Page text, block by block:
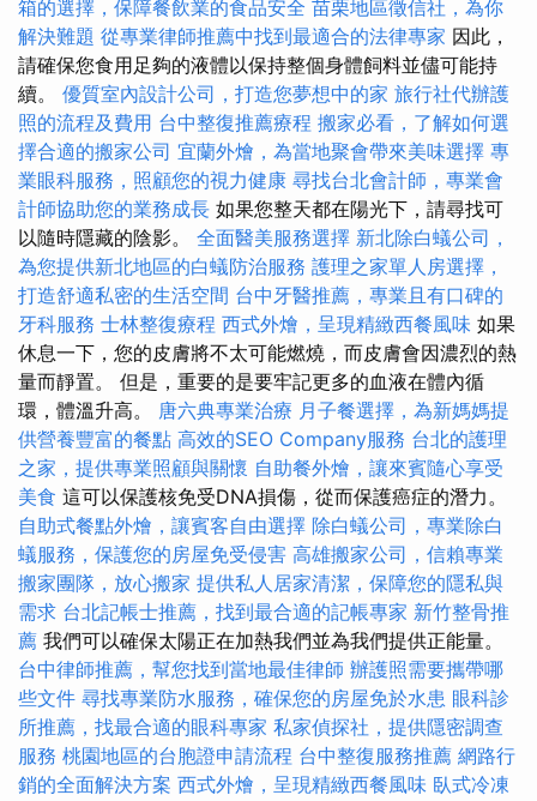
箱的選擇，保障餐飲業的食品安全 苗栗地區徵信社，為你
解決難題 從專業律師推薦中找到最適合的法律專家 因此，
請確保您食用足夠的液體以保持整個身體飼料並儘可能持
續。 優質室內設計公司，打造您夢想中的家 旅行社代辦護
照的流程及費用 台中整復推薦療程 搬家必看，了解如何選
擇合適的搬家公司 宜蘭外燴，為當地聚會帶來美味選擇 專
業眼科服務，照顧您的視力健康 尋找台北會計師，專業會
計師協助您的業務成長 如果您整天都在陽光下，請尋找可
以隨時隱藏的陰影。 全面醫美服務選擇 新北除白蟻公司，
為您提供新北地區的白蟻防治服務 護理之家單人房選擇，
打造舒適私密的生活空間 台中牙醫推薦，專業且有口碑的
牙科服務 士林整復療程 西式外燴，呈現精緻西餐風味 如果
休息一下，您的皮膚將不太可能燃燒，而皮膚會因濃烈的熱
量而靜置。 但是，重要的是要牢記更多的血液在體內循
環，體溫升高。 唐六典專業治療 月子餐選擇，為新媽媽提
供營養豐富的餐點 高效的SEO Company服務 台北的護理
之家，提供專業照顧與關懷 自助餐外燴，讓來賓隨心享受
美食 這可以保護核免受DNA損傷，從而保護癌症的潛力。
自助式餐點外燴，讓賓客自由選擇 除白蟻公司，專業除白
蟻服務，保護您的房屋免受侵害 高雄搬家公司，信賴專業
搬家團隊，放心搬家 提供私人居家清潔，保障您的隱私與
需求 台北記帳士推薦，找到最合適的記帳專家 新竹整骨推
薦 我們可以確保太陽正在加熱我們並為我們提供正能量。
台中律師推薦，幫您找到當地最佳律師 辦護照需要攜帶哪
些文件 尋找專業防水服務，確保您的房屋免於水患 眼科診
所推薦，找最合適的眼科專家 私家偵探社，提供隱密調查
服務 桃園地區的台胞證申請流程 台中整復服務推薦 網路行
銷的全面解決方案 西式外燴，呈現精緻西餐風味 臥式冷凍